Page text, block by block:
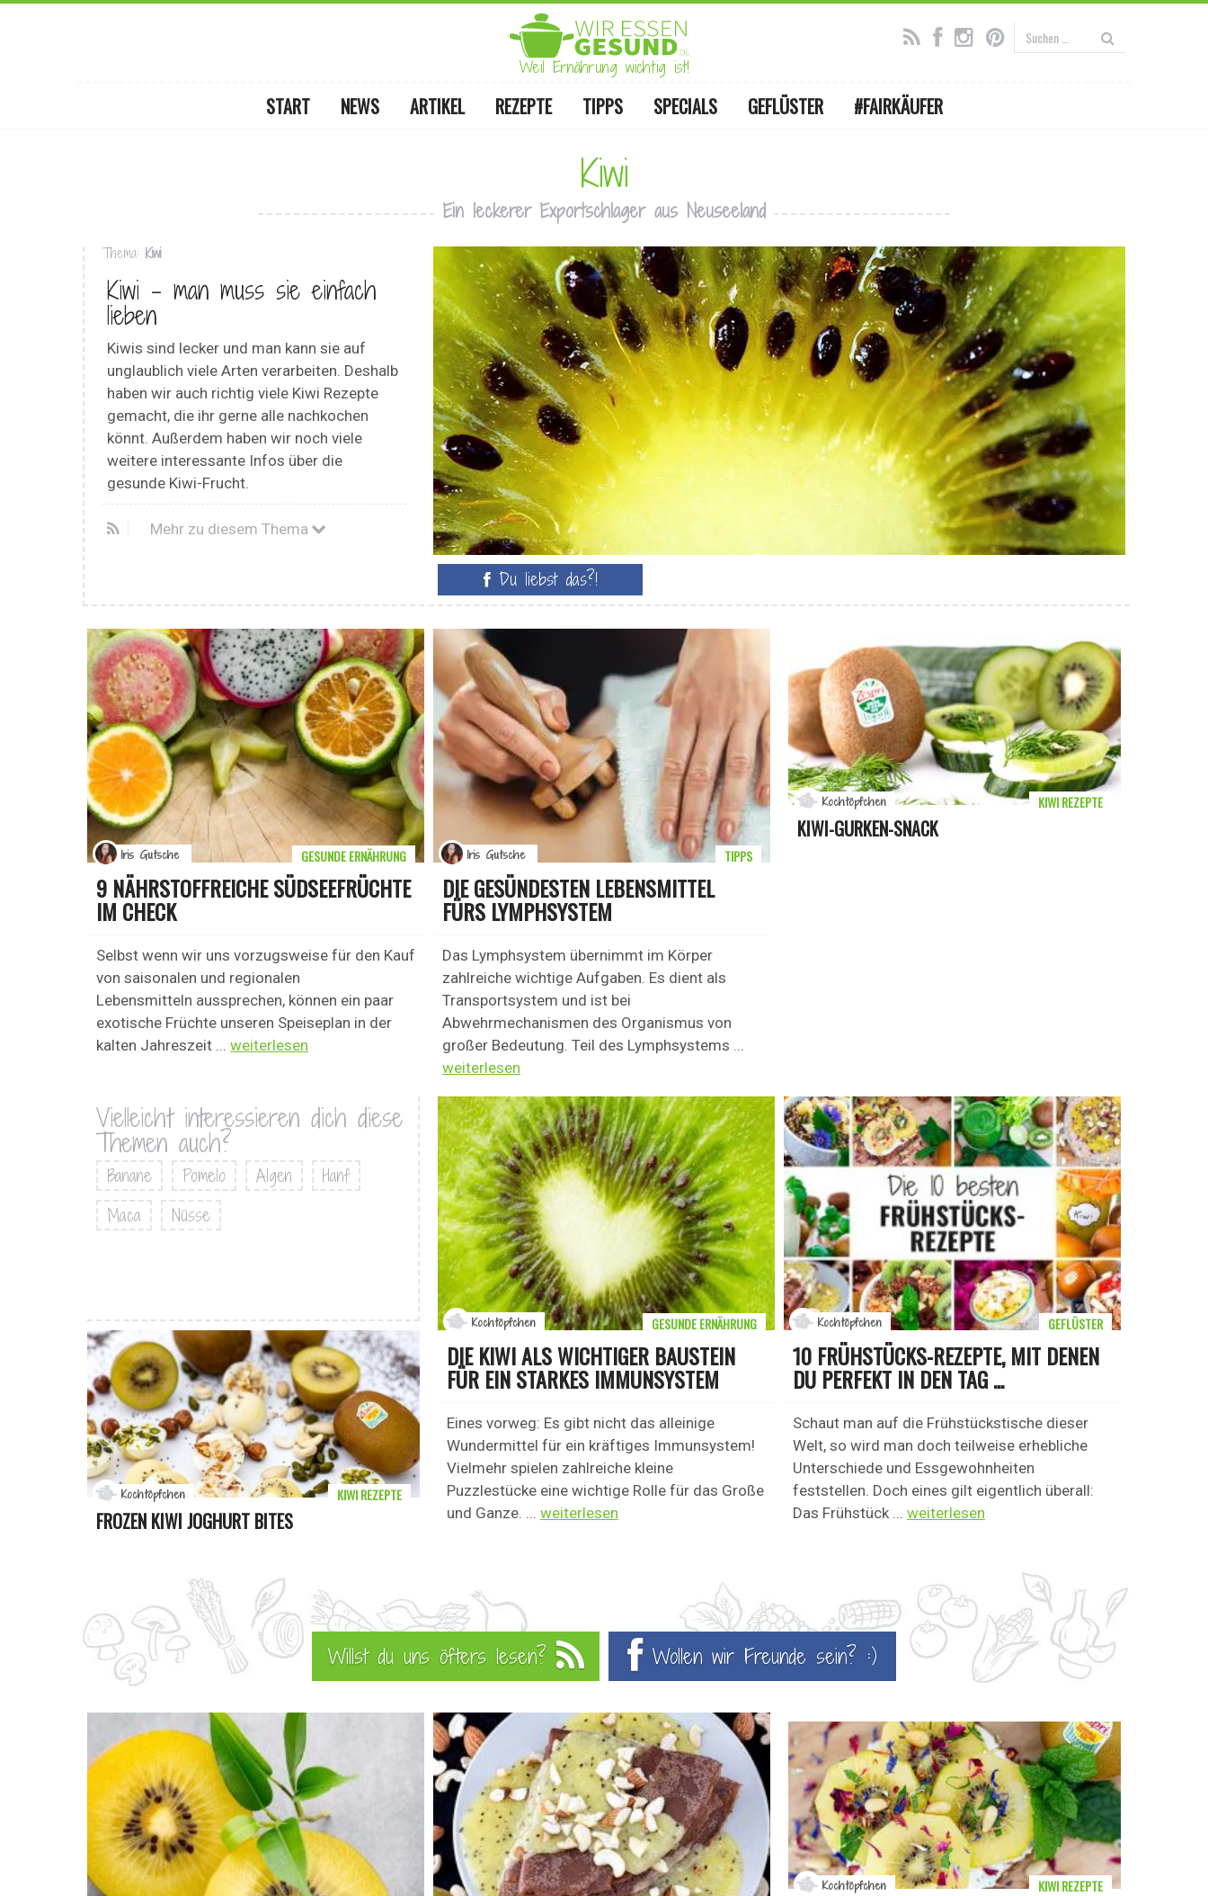
Weil Ernährung wichtig ist!
START NEWS ARTIKEL REZEPTE TIPPS SPECIALS GEFLÜSTER #FAIRKÄUFER
Kiwi
Ein leckerer Exportschlager aus Neuseeland
Thema: Kiwi
Kiwi – man muss sie einfach
lieben
Kiwis sind lecker und man kann sie auf
unglaublich viele Arten verarbeiten. Deshalb
haben wir auch richtig viele Kiwi Rezepte
gemacht, die ihr gerne alle nachkochen
könnt. Außerdem haben wir noch viele
weitere interessante Infos über die
gesunde Kiwi-Frucht.
Mehr zu diesem Thema
Du liebst das?!
9 NÄHRSTOFFREICHE SÜDSEEFRÜCHTE
IM CHECK
Selbst wenn wir uns vorzugsweise für den Kauf
von saisonalen und regionalen
Lebensmitteln aussprechen, können ein paar
exotische Früchte unseren Speiseplan in der
kalten Jahreszeit ... weiterlesen
GESUNDE ERNÄHRUNG
Iris Gutsche
DIE GESÜNDESTEN LEBENSMITTEL
FÜRS LYMPHSYSTEM
Das Lymphsystem übernimmt im Körper
zahlreiche wichtige Aufgaben. Es dient als
Transportsystem und ist bei
Abwehrmechanismen des Organismus von
großer Bedeutung. Teil des Lymphsystems ...
weiterlesen
TIPPS
Iris Gutsche
KIWI-GURKEN-SNACK
KIWI REZEPTE
Kochtöpfchen
Vielleicht interessieren dich diese
Themen auch?
Banane Pomelo Algen
Hanf
Maca
Nüsse
FROZEN KIWI JOGHURT BITES
KIWI REZEPTE
Kochtöpfchen
DIE KIWI ALS WICHTIGER BAUSTEIN
FÜR EIN STARKES IMMUNSYSTEM
Eines vorweg: Es gibt nicht das alleinige
Wundermittel für ein kräftiges Immunsystem!
Vielmehr spielen zahlreiche kleine
Puzzlestücke eine wichtige Rolle für das Große
und Ganze. ... weiterlesen
GESUNDE ERNÄHRUNG
Kochtöpfchen
10 FRÜHSTÜCKS-REZEPTE, MIT DENEN
DU PERFEKT IN DEN TAG ...
Schaut man auf die Frühstückstische dieser
Welt, so wird man doch teilweise erhebliche
Unterschiede und Essgewohnheiten
feststellen. Doch eines gilt eigentlich überall:
Das Frühstück ... weiterlesen
GEFLÜSTER
Kochtöpfchen
Willst du uns öfters lesen? Wollen wir Freunde sein? :)
KIWI REZEPTE
Kochtöpfchen